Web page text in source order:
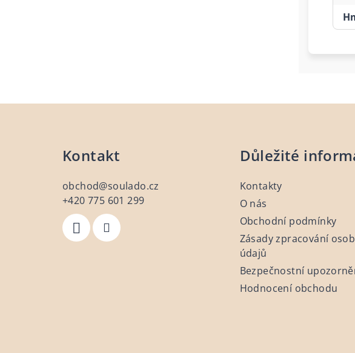
Kontakt
obchod@soulado.cz
+420 775 601 299
Důležité
Kontakty
O nás
Obchodní podmínky
Zásady zpracování
údajů
Bezpečnostní
Hodnocení obchodu